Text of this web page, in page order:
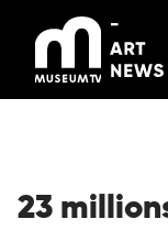
contenu
23